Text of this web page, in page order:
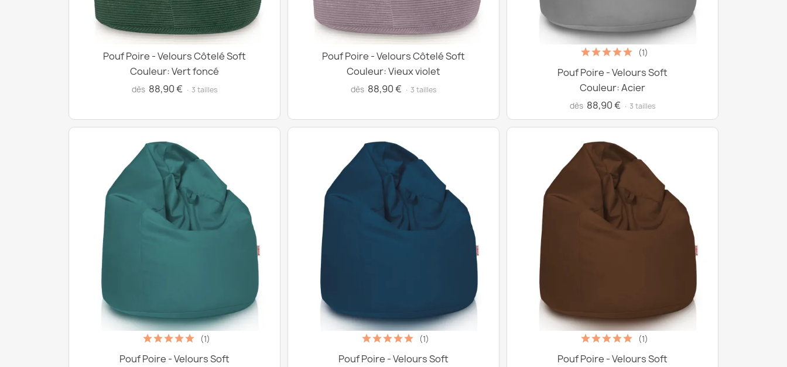
Pouf Poire - Velours Côtelé Soft
Couleur: Vert foncé
dès 88,90 € · 3 tailles
Pouf Poire - Velours Côtelé Soft
Couleur: Vieux violet
dès 88,90 € · 3 tailles
(1)
Pouf Poire - Velours Soft
Couleur: Acier
dès 88,90 € · 3 tailles
(1)
Pouf Poire - Velours Soft
(1)
Pouf Poire - Velours Soft
(1)
Pouf Poire - Velours Soft